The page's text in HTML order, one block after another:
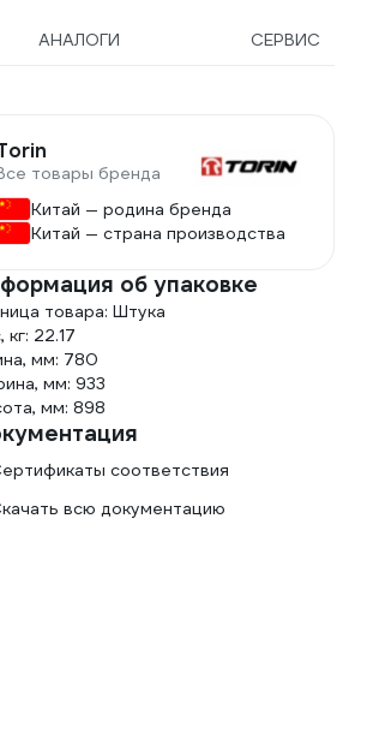
АНАЛОГИ СЕРВИС
товары бренда
Китай — родина бренда
Китай — страна производства
об упаковке
товара: Штука
кг: 22.17
мм: 780
мм: 933
мм: 898
соответствия
всю документацию